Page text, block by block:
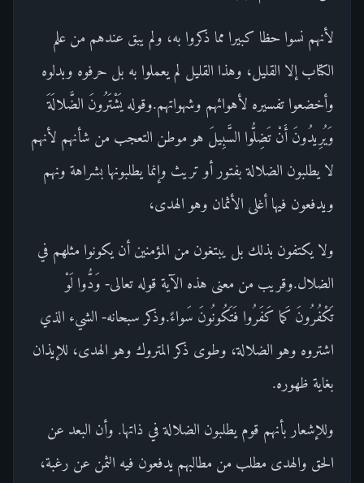
لأنهم نسوا حظا كبيرا مما ذكروا به، ولم يبق عندهم من علم
الكتاب إلا القليل، وهذا القليل لم يعملوا به بل حرفوه وبدلوه
وأخضعوا تفسيره لأهوائهم وشهواتهم.وقوله يَشْتَرُونَ الضَّلالَةَ
وَيُرِيدُونَ أَنْ تَضِلُّوا السَّبِيلَ هو موطن التعجب من شأنهم لأنهم
لا يطلبون الضلالة بفتور أو تريث وإنما يطلبونها بشراهة ونهم
ويدفعون فيها أغلى الأثمان وهو الهدى،
ولا يكتفون بذلك بل يبتغون من المؤمنين أن يكونوا مثلهم في
الضلال.وقريب من معنى هذه الآية قوله تعالى- وَدُّوا لَوْ
تَكْفُرُونَ كَما كَفَرُوا فَتَكُونُونَ سَواءً.وذكر سبحانه- الشيء الذي
اشتروه وهو الضلالة، وطوى ذكر المتروك وهو الهدى، للإيذان
بغاية ظهوره.
وللإشعار بأنهم قوم يطلبون الضلالة في ذاتها. وأن البعد عن
الحق والهدى مطلب من مطالبهم يدفعون فيه الثمن عن رغبة،